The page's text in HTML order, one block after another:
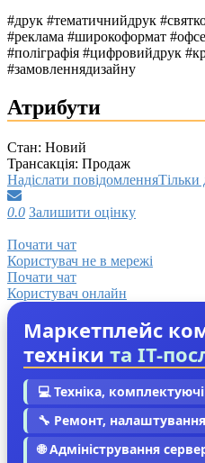
#друк #тематичнийдрук
#реклама #широкоформат
#поліграфія #цифровийдрук
#замовленнядизайну
Атрибути
Стан: Новий
Трансакція: Продаж
Надіслати повідомленняТільки
0.0 Залишити оцінку
Почати чат
Користувач не в мережі
Почати чат
Користувач онлайн
Маркетплейс
техніки та IT-
💻 Техніка,
🔧 Ремонт,
🌐 Адміністрування